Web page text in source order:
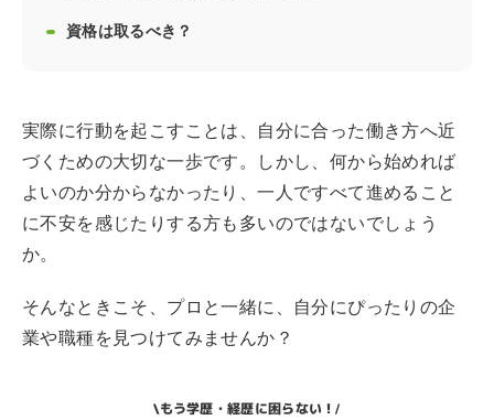
資格は取るべき？
実際に行動を起こすことは、自分に合った働き方へ近
づくための大切な一歩です。しかし、何から始めれば
よいのか分からなかったり、一人ですべて進めること
に不安を感じたりする方も多いのではないでしょう
か。
そんなときこそ、プロと一緒に、自分にぴったりの企
業や職種を見つけてみませんか？
\もう学歴・経歴に困らない！/